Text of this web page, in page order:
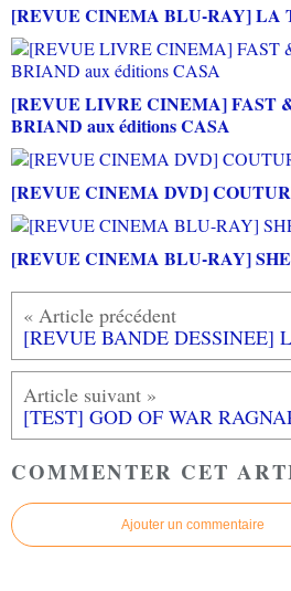
[REVUE CINEMA BLU-RAY] LA
[REVUE LIVRE CINEMA] FAST
BRIAND aux éditions CASA
[REVUE CINEMA DVD]
[REVUE CINEMA BLU-RAY]
COMMENTER CET
Ajouter un commentaire